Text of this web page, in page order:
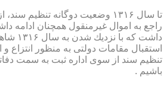
تا سال ۱۳۱۶ وضعیت دوگانه تنظیم
راجع به اموال غیرمنقول همچنان ادامه
داشت كه
استقبال مقامات دولتی به منظور انتزاع و
تنظیم سند از سوی اداره ثبت به سمت
باشیم .